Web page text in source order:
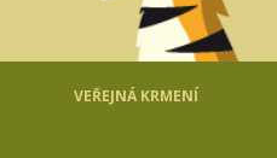
VEŘEJNÁ KRMENÍ